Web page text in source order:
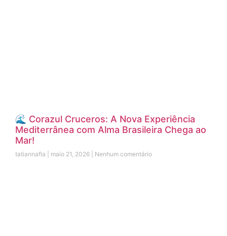
🌊 Corazul Cruceros: A Nova Experiência
Mediterrânea com Alma Brasileira Chega ao
Mar!
tatiannafla maio 21, 2026 Nenhum comentário